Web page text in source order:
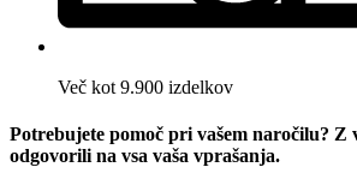
Več kot 9.900 izdelkov
Potrebujete pomoč pri vašem naročilu? Z
odgovorili na vsa vaša vprašanja.